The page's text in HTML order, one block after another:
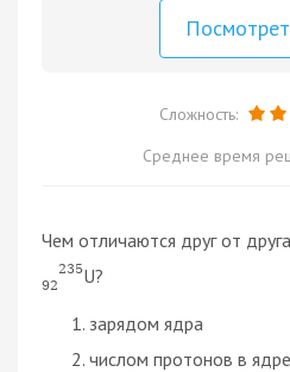
Сложность:
Среднее время
Чем отличаются друг от
92
235U?
зарядом ядра
числом протонов в ядре